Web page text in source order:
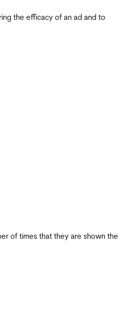
the efficacy of an ad and to
of times that they are shown the